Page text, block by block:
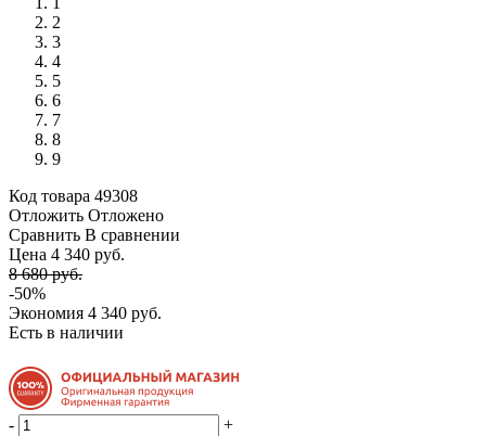
2
3
4
5
6
7
8
9
Код товара 49308
Отложить Отложено
Сравнить В сравнении
Цена 4 340 руб.
8 680 руб.
-50%
Экономия 4 340 руб.
Есть в наличии
- +